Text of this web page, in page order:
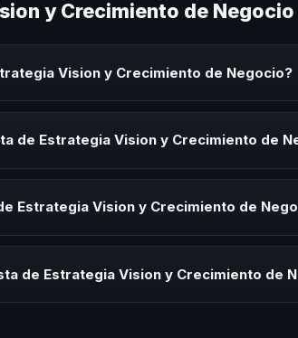
y Crecimiento de Negocio
Vision y Crecimiento de Negocio?
de Estrategia Vision y Crecimiento de
Estrategia Vision y Crecimiento de
de Estrategia Vision y Crecimiento de